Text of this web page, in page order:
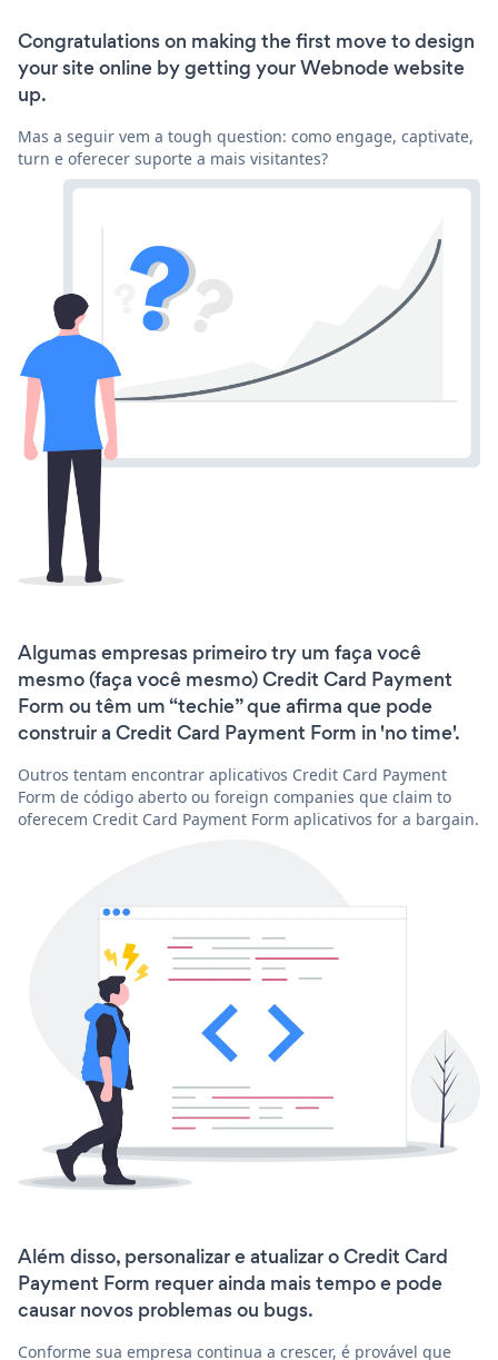
Congratulations on making the first move to design
your site online by getting your Webnode website
up.
Mas a seguir vem a tough question: como engage, captivate,
turn e oferecer suporte a mais visitantes?
Algumas empresas primeiro try um faça você
mesmo (faça você mesmo) Credit Card Payment
Form ou têm um “techie” que afirma que pode
construir a Credit Card Payment Form in 'no time'.
Outros tentam encontrar aplicativos Credit Card Payment
Form de código aberto ou foreign companies que claim to
oferecem Credit Card Payment Form aplicativos for a bargain.
Além disso, personalizar e atualizar o Credit Card
Payment Form requer ainda mais tempo e pode
causar novos problemas ou bugs.
Conforme sua empresa continua a crescer, é provável que